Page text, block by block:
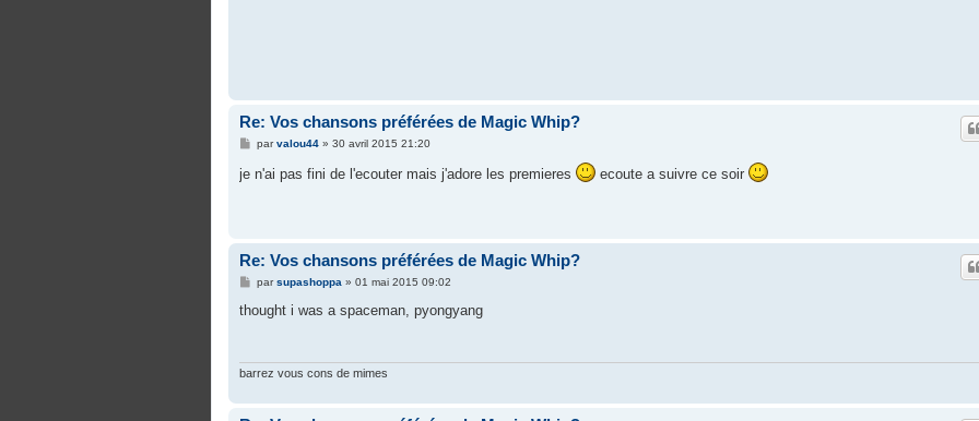
Re: Vos chansons préférées de Magic Whip?
M
s
parvalou44» 30 avril 2015 21:20
je n'ai pas fini de l'ecouter mais j'adore les premieres ecoute a suivre ce soir
Re: Vos chansons préférées de Magic Whip?
M
s
parsupashoppa » 01 mai 2015 09:02
thought i was a spaceman, pyongyang
barrez vous cons de mimes